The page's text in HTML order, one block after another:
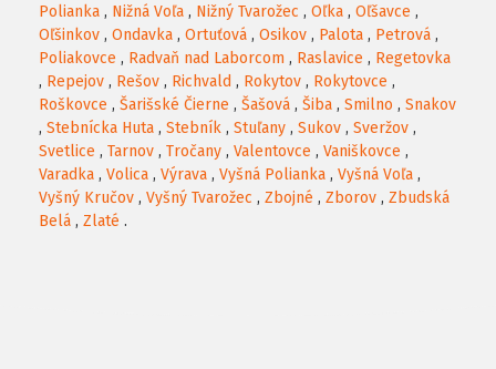
Polianka , Nižná Voľa , Nižný Tvarožec , Oľka , Oľšavce ,
Oľšinkov , Ondavka , Ortuťová , Osikov , Palota , Petrová ,
Poliakovce , Radvaň nad Laborcom , Raslavice , Regetovka
, Repejov , Rešov , Richvald , Rokytov , Rokytovce ,
Roškovce , Šarišské Čierne , Šašová , Šiba , Smilno , Snakov
, Stebnícka Huta , Stebník , Stuľany , Sukov , Sveržov ,
Svetlice , Tarnov , Tročany , Valentovce , Vaniškovce ,
Varadka , Volica , Výrava , Vyšná Polianka , Vyšná Voľa ,
Vyšný Kručov , Vyšný Tvarožec , Zbojné , Zborov , Zbudská
Belá , Zlaté .